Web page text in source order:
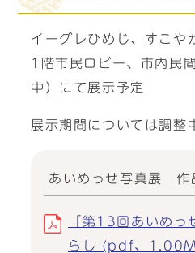
イーグレひめじ、すこや
1階市民ロビー、市内民
中）にて展示予定
展示期間については調整
あいめっせ写真展 作
「第13回あいめっ
らし (pdf、